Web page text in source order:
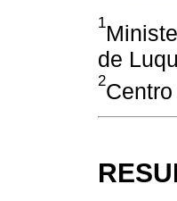
1
de
2